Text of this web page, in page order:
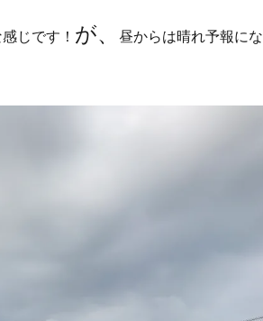
じです！ が、 昼からは晴れ予報にな